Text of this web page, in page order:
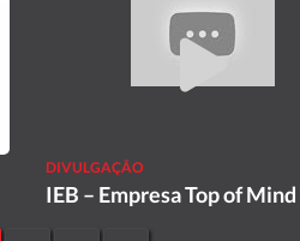
DIVULGAÇÃO
IEB – Empresa Top of Mind